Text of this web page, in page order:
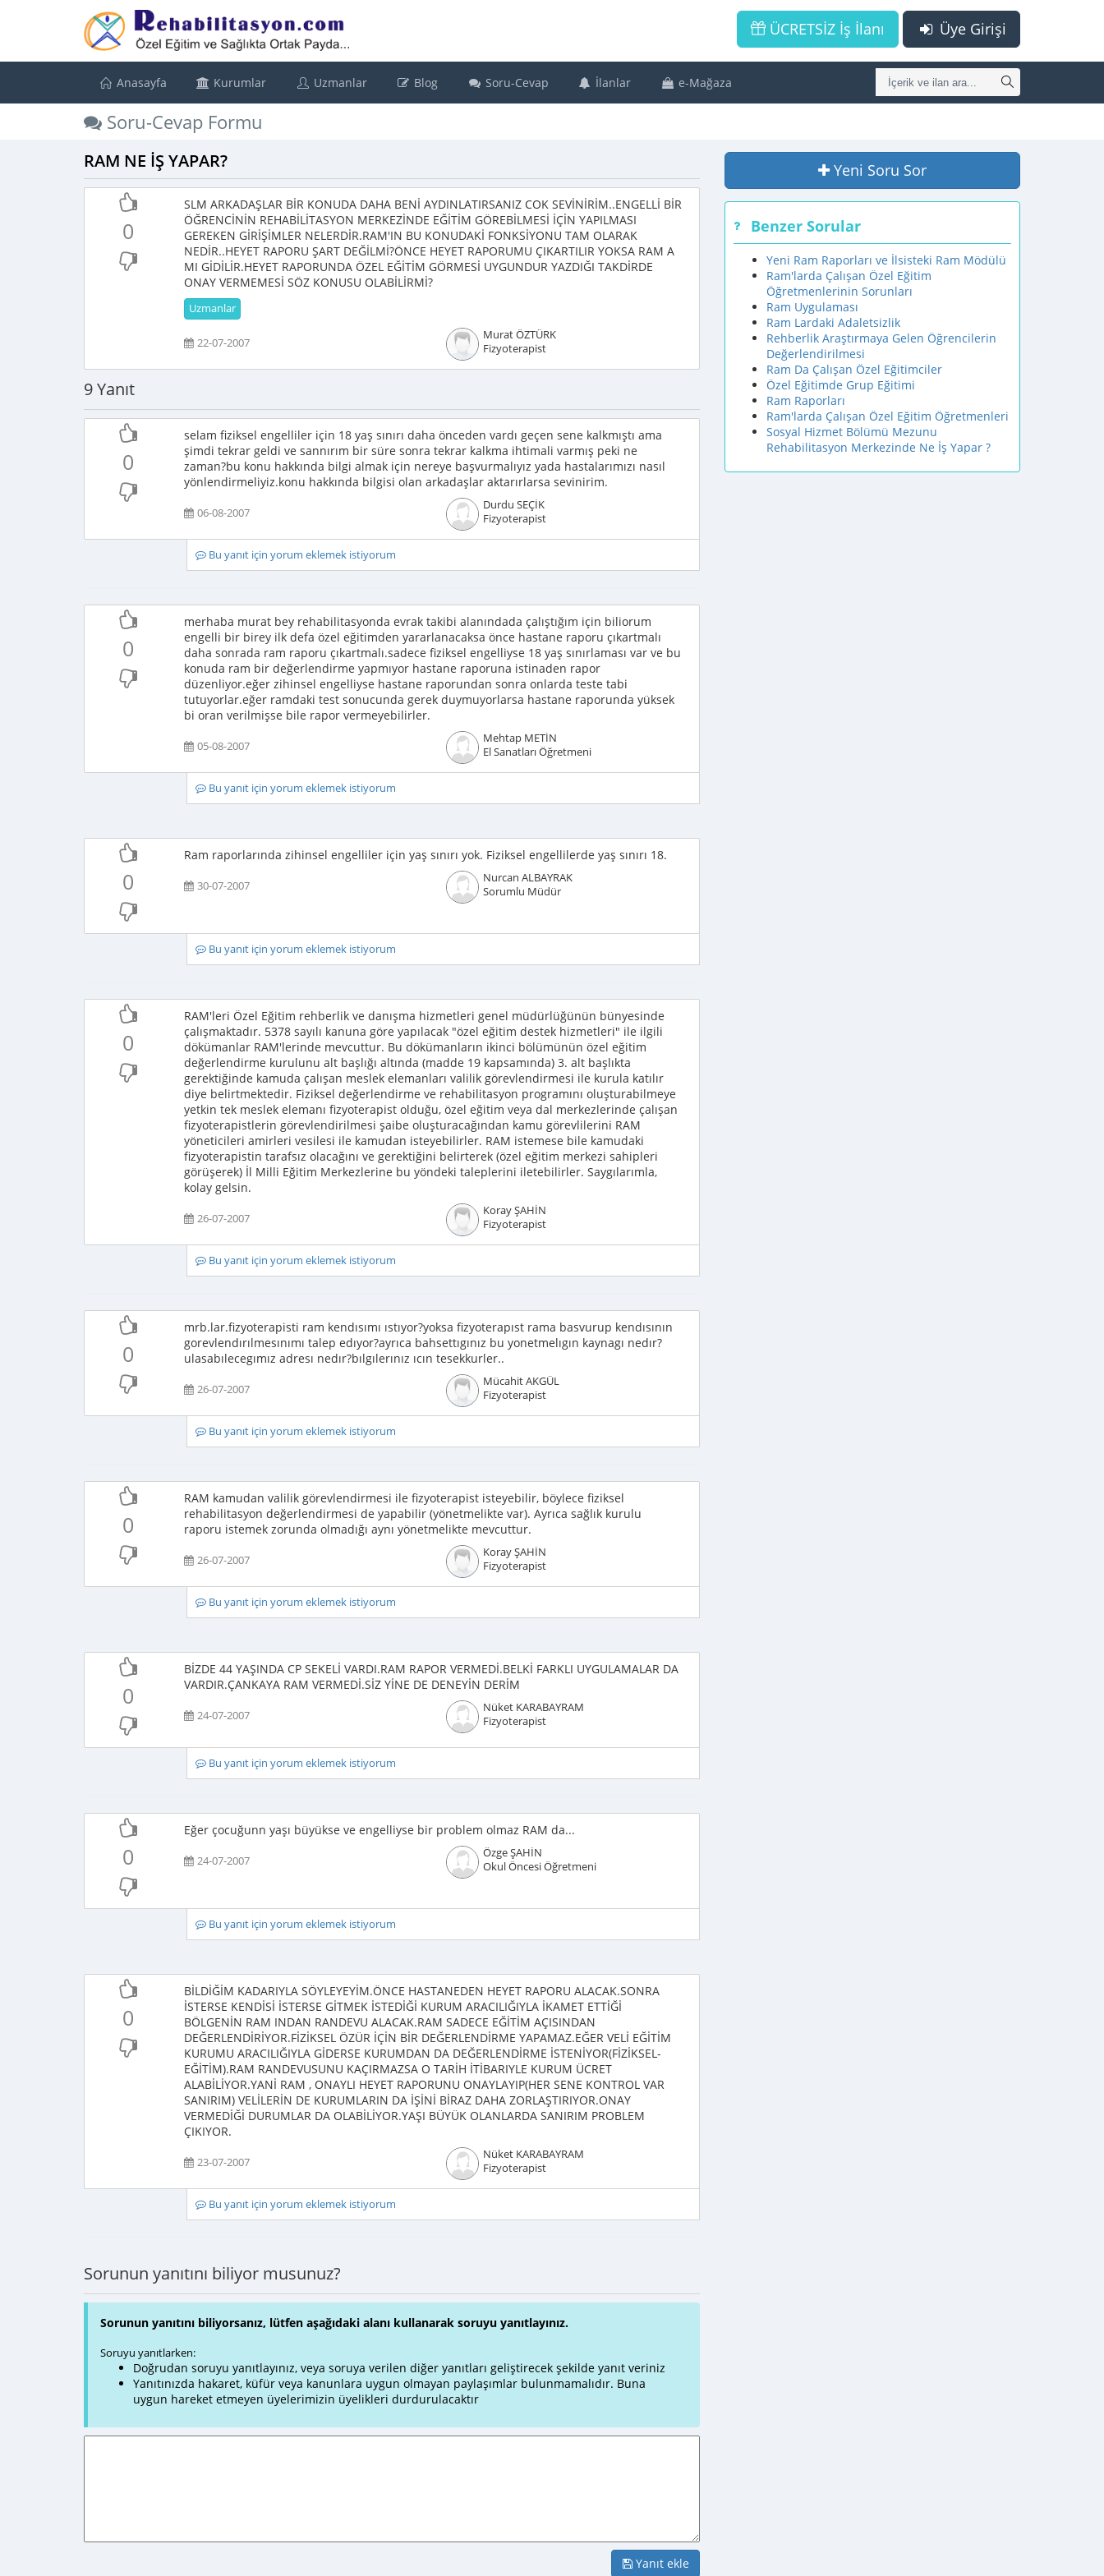
Üye Girişi
ÜCRETSİZ İş İlanı
Anasayfa Kurumlar Uzmanlar Blog Soru-Cevap İlanlar e-Mağaza
Soru-Cevap Formu
RAM NE İŞ YAPAR?
0
SLM ARKADAŞLAR BİR KONUDA DAHA BENİ AYDINLATIRSANIZ COK SEVİNİRİM..ENGELLİ BİR
ÖĞRENCİNİN REHABİLİTASYON MERKEZİNDE EĞİTİM GÖREBİLMESİ İÇİN YAPILMASI
GEREKEN GİRİŞİMLER NELERDİR.RAM'IN BU KONUDAKİ FONKSİYONU TAM OLARAK
NEDİR..HEYET RAPORU ŞART DEĞİLMİ?ÖNCE HEYET RAPORUMU ÇIKARTILIR YOKSA RAM A
MI GİDİLİR.HEYET RAPORUNDA ÖZEL EĞİTİM GÖRMESİ UYGUNDUR YAZDIĞI TAKDİRDE
ONAY VERMEMESİ SÖZ KONUSU OLABİLİRMİ?
Uzmanlar
22-07-2007
Murat ÖZTÜRK
Fizyoterapist
9 Yanıt
0
selam fiziksel engelliler için 18 yaş sınırı daha önceden vardı geçen sene kalkmıştı ama
şimdi tekrar geldi ve sannırım bir süre sonra tekrar kalkma ihtimali varmış peki ne
zaman?bu konu hakkında bilgi almak için nereye başvurmalıyız yada hastalarımızı nasıl
yönlendirmeliyiz.konu hakkında bilgisi olan arkadaşlar aktarırlarsa sevinirim.
06-08-2007
Durdu SEÇİK
Fizyoterapist
Bu yanıt için yorum eklemek istiyorum
0
merhaba murat bey rehabilitasyonda evrak takibi alanındada çalıştığım için biliorum
engelli bir birey ilk defa özel eğitimden yararlanacaksa önce hastane raporu çıkartmalı
daha sonrada ram raporu çıkartmalı.sadece fiziksel engelliyse 18 yaş sınırlaması var ve bu
konuda ram bir değerlendirme yapmıyor hastane raporuna istinaden rapor
düzenliyor.eğer zihinsel engelliyse hastane raporundan sonra onlarda teste tabi
tutuyorlar.eğer ramdaki test sonucunda gerek duymuyorlarsa hastane raporunda yüksek
bi oran verilmişse bile rapor vermeyebilirler.
05-08-2007
Mehtap METİN
El Sanatları Öğretmeni
Bu yanıt için yorum eklemek istiyorum
0
Ram raporlarında zihinsel engelliler için yaş sınırı yok. Fiziksel engellilerde yaş sınırı 18.
30-07-2007
Nurcan ALBAYRAK
Sorumlu Müdür
Bu yanıt için yorum eklemek istiyorum
0
RAM'leri Özel Eğitim rehberlik ve danışma hizmetleri genel müdürlüğünün bünyesinde
çalışmaktadır. 5378 sayılı kanuna göre yapılacak "özel eğitim destek hizmetleri" ile ilgili
dökümanlar RAM'lerinde mevcuttur. Bu dökümanların ikinci bölümünün özel eğitim
değerlendirme kurulunu alt başlığı altında (madde 19 kapsamında) 3. alt başlıkta
gerektiğinde kamuda çalışan meslek elemanları valilik görevlendirmesi ile kurula katılır
diye belirtmektedir. Fiziksel değerlendirme ve rehabilitasyon programını oluşturabilmeye
yetkin tek meslek elemanı fizyoterapist olduğu, özel eğitim veya dal merkezlerinde çalışan
fizyoterapistlerin görevlendirilmesi şaibe oluşturacağından kamu görevlilerini RAM
yöneticileri amirleri vesilesi ile kamudan isteyebilirler. RAM istemese bile kamudaki
fizyoterapistin tarafsız olacağını ve gerektiğini belirterek (özel eğitim merkezi sahipleri
görüşerek) İl Milli Eğitim Merkezlerine bu yöndeki taleplerini iletebilirler. Saygılarımla,
kolay gelsin.
26-07-2007
Koray ŞAHİN
Fizyoterapist
Bu yanıt için yorum eklemek istiyorum
0
mrb.lar.fizyoterapisti ram kendısımı ıstıyor?yoksa fizyoterapıst rama basvurup kendısının
gorevlendırılmesınımı talep edıyor?ayrıca bahsettıgınız bu yonetmelıgın kaynagı nedır?
ulasabılecegımız adresı nedır?bılgılerınız ıcın tesekkurler..
26-07-2007
Mücahit AKGÜL
Fizyoterapist
Bu yanıt için yorum eklemek istiyorum
0
RAM kamudan valilik görevlendirmesi ile fizyoterapist isteyebilir, böylece fiziksel
rehabilitasyon değerlendirmesi de yapabilir (yönetmelikte var). Ayrıca sağlık kurulu
raporu istemek zorunda olmadığı aynı yönetmelikte mevcuttur.
26-07-2007
Koray ŞAHİN
Fizyoterapist
Bu yanıt için yorum eklemek istiyorum
0
BİZDE 44 YAŞINDA CP SEKELİ VARDI.RAM RAPOR VERMEDİ.BELKİ FARKLI UYGULAMALAR DA
VARDIR.ÇANKAYA RAM VERMEDİ.SİZ YİNE DE DENEYİN DERİM
24-07-2007
Nüket KARABAYRAM
Fizyoterapist
Bu yanıt için yorum eklemek istiyorum
0
Eğer çocuğunn yaşı büyükse ve engelliyse bir problem olmaz RAM da...
24-07-2007
Özge ŞAHİN
Okul Öncesi Öğretmeni
Bu yanıt için yorum eklemek istiyorum
0
BİLDİĞİM KADARIYLA SÖYLEYEYİM.ÖNCE HASTANEDEN HEYET RAPORU ALACAK.SONRA
İSTERSE KENDİSİ İSTERSE GİTMEK İSTEDİĞİ KURUM ARACILIĞIYLA İKAMET ETTİĞİ
BÖLGENİN RAM INDAN RANDEVU ALACAK.RAM SADECE EĞİTİM AÇISINDAN
DEĞERLENDİRİYOR.FİZİKSEL ÖZÜR İÇİN BİR DEĞERLENDİRME YAPAMAZ.EĞER VELİ EĞİTİM
KURUMU ARACILIĞIYLA GİDERSE KURUMDAN DA DEĞERLENDİRME İSTENİYOR(FİZİKSEL-
EĞİTİM).RAM RANDEVUSUNU KAÇIRMAZSA O TARİH İTİBARIYLE KURUM ÜCRET
ALABİLİYOR.YANİ RAM , ONAYLI HEYET RAPORUNU ONAYLAYIP(HER SENE KONTROL VAR
SANIRIM) VELİLERİN DE KURUMLARIN DA İŞİNİ BİRAZ DAHA ZORLAŞTIRIYOR.ONAY
VERMEDİĞİ DURUMLAR DA OLABİLİYOR.YAŞI BÜYÜK OLANLARDA SANIRIM PROBLEM
ÇIKIYOR.
23-07-2007
Nüket KARABAYRAM
Fizyoterapist
Bu yanıt için yorum eklemek istiyorum
Sorunun yanıtını biliyor musunuz?
Sorunun yanıtını biliyorsanız, lütfen aşağıdaki alanı kullanarak soruyu yanıtlayınız.
Soruyu yanıtlarken:
Doğrudan soruyu yanıtlayınız, veya soruya verilen diğer yanıtları geliştirecek şekilde yanıt veriniz
Yanıtınızda hakaret, küfür veya kanunlara uygun olmayan paylaşımlar bulunmamalıdır. Buna
uygun hareket etmeyen üyelerimizin üyelikleri durdurulacaktır
Yanıt ekle
Yeni Soru Sor
Benzer Sorular
Yeni Ram Raporları ve İlsisteki Ram Mödülü
Ram'larda Çalışan Özel Eğitim
Öğretmenlerinin Sorunları
Ram Uygulaması
Ram Lardaki Adaletsizlik
Rehberlik Araştırmaya Gelen Öğrencilerin
Değerlendirilmesi
Ram Da Çalışan Özel Eğitimciler
Özel Eğitimde Grup Eğitimi
Ram Raporları
Ram'larda Çalışan Özel Eğitim Öğretmenleri
Sosyal Hizmet Bölümü Mezunu
Rehabilitasyon Merkezinde Ne İş Yapar ?